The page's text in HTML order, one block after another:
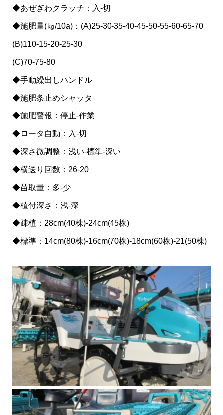
◆あぜぎわクラッチ：入-切
◆施肥量(㎏/10a)：(A)25-30-35-40-45-50-55-60-65-70
(B)110-15-20-25-30
(C)70-75-80
◆手動繰出しハンドル
◆施肥条止めシャッタ
◆施肥警報：停止-作業
◆ロータ自動：入-切
◆深さ微調整：浅い-標準-深い
◆横送り回数：26-20
◆苗取量：多-少
◆植付深さ：浅-深
◆疎植：28cm(40株)-24cm(45株)
◆標準：14cm(80株)-16cm(70株)-18cm(60株)-21(50株)